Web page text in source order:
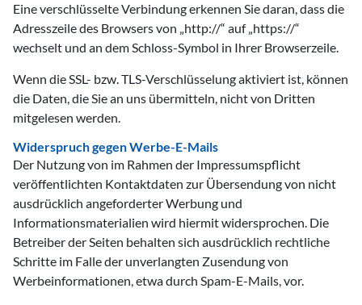
Eine verschlüsselte Verbindung erkennen Sie daran, dass die
Adresszeile des Browsers von „http://“ auf „https://“
wechselt und an dem Schloss-Symbol in Ihrer Browserzeile.
Wenn die SSL- bzw. TLS-Verschlüsselung aktiviert ist, können
die Daten, die Sie an uns übermitteln, nicht von Dritten
mitgelesen werden.
Widerspruch gegen Werbe-E-Mails
Der Nutzung von im Rahmen der Impressumspflicht
veröffentlichten Kontaktdaten zur Übersendung von nicht
ausdrücklich angeforderter Werbung und
Informationsmaterialien wird hiermit widersprochen. Die
Betreiber der Seiten behalten sich ausdrücklich rechtliche
Schritte im Falle der unverlangten Zusendung von
Werbeinformationen, etwa durch Spam-E-Mails, vor.